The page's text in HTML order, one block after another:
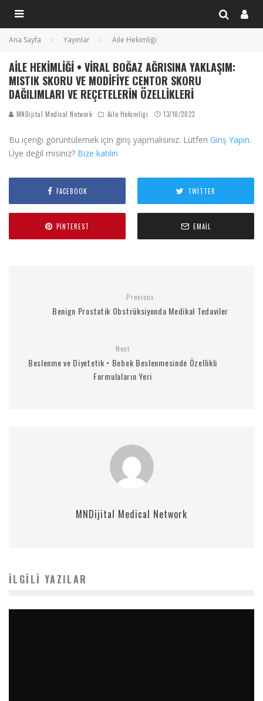
Ana Sayfa Yayınlar Aile Hekimliği
AILE HEKIMLIĞI • VIRAL BOĞAZ AĞRISINA YAKLAŞIM:
MISTIK SKORU VE MODIFIYE CENTOR SKORU
DAĞILIMLARI VE REÇETELERIN ÖZELLIKLERI
MNDijital Medical Network Aile Hekimliği 13/10/2023
Bu içeriği görüntülemek için giriş yapmalısınız. Lütfen Giriş Yapın.
Üye değil misiniz? Bize katılın
FACEBOOK TWITTER
PINTEREST EMAIL
Previous
Benign Prostatik Obstrüksiyonda Medikal Tedaviler
Next
Beslenme ve Diyetetik • Bebek Beslenmesinde Özellikli
Formulaların Yeri
MNDijital Medical Network
İLGILI YAZILAR